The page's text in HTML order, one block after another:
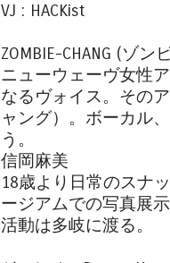
VJ : HACKist
ZOMBIE-CHANG (ゾン
ニューウェーヴ女性
なるヴォイス。その
ャング）。ボーカル
う。
信岡麻美
18歳より日常のスナ
ージアムでの写真展
活動は多岐に渡る。